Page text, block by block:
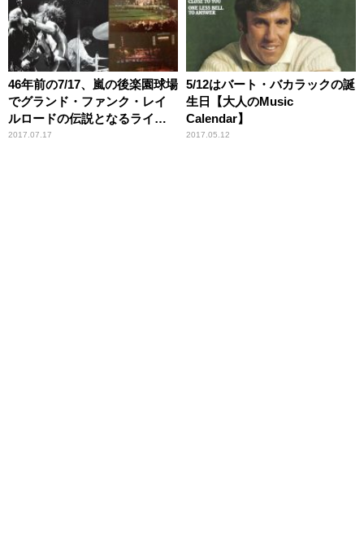
46年前の7/17、嵐の後楽園球場
でグランド・ファンク・レイ
ルロードの伝説となるライヴ
が行われた【大人のMusic
2017.07.17
5/12はバート・バカラックの誕
生日【大人のMusic
Calendar】
2017.05.12